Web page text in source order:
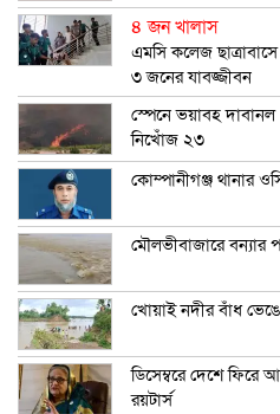
৪ জন খালাস
এমসি কলেজ
৩ জনের যাবজ্জীবন
স্পেনে ভয়াবহ
নিখোঁজ ২৩
কোম্পানীগঞ্জ থানার
মৌলভীবাজারে
খোয়াই নদীর বাঁধ ভেঙে
ডিসেম্বরে দেশে ফিরে
রয়টার্স